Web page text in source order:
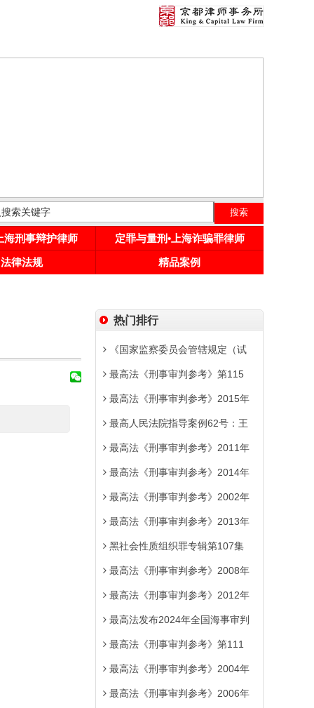
海刑事辩护律师
定罪与量刑•上海诈骗罪律师
律法规 精品案例
热门排行
《国家监察委员会管辖规定（试
最高法《刑事审判参考》第115
最高法《刑事审判参考》2015年
最高人民法院指导案例62号：王
最高法《刑事审判参考》2011年
最高法《刑事审判参考》2014年
最高法《刑事审判参考》2002年
最高法《刑事审判参考》2013年
黑社会性质组织罪专辑第107集
最高法《刑事审判参考》2008年
最高法《刑事审判参考》2012年
最高法发布2024年全国海事审判
最高法《刑事审判参考》第111
最高法《刑事审判参考》2004年
最高法《刑事审判参考》2006年